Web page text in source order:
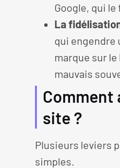
Google, qui
La
qui engendre
marque sur
mauvais
Comment
site ?
Plusieurs leviers
simples.